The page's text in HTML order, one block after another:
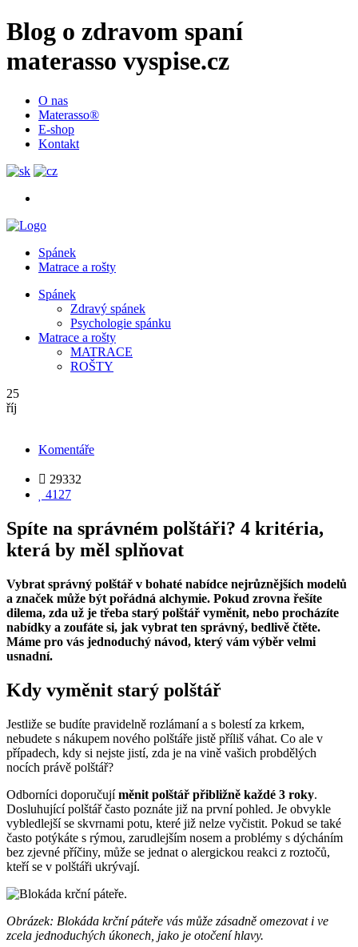
Blog o zdravom spaní
materasso vyspise.cz
O nas
Materasso®
E-shop
Kontakt
Spánek
Matrace a rošty
Spánek
Zdravý spánek
Psychologie spánku
Matrace a rošty
MATRACE
ROŠTY
25
říj
Komentáře
 29332
4127
Spíte na správném polštáři? 4 kritéria,
která by měl splňovat
Vybrat správný polštář v bohaté nabídce nejrůznějších modelů
a značek může být pořádná alchymie. Pokud zrovna řešíte
dilema, zda už je třeba starý polštář vyměnit, nebo procházíte
nabídky a zoufáte si, jak vybrat ten správný, bedlivě čtěte.
Máme pro vás jednoduchý návod, který vám výběr velmi
usnadní.
Kdy vyměnit starý polštář
Jestliže se budíte pravidelně rozlámaní a s bolestí za krkem,
nebudete s nákupem nového polštáře jistě příliš váhat. Co ale v
případech, kdy si nejste jistí, zda je na vině vašich probdělých
nocích právě polštář?
Odborníci doporučujíměnit polštář přibližně každé 3 roky.
Dosluhující polštář často poznáte již na první pohled. Je obvykle
vybledlejší se skvrnami potu, které již nelze vyčistit. Pokud se také
často potýkáte s rýmou, zarudlejším nosem a problémy s dýcháním
bez zjevné příčiny, může se jednat o alergickou reakci z roztočů,
kteří se v polštáři ukrývají.
Obrázek: Blokáda krční páteře vás může zásadně omezovat i ve
zcela jednoduchých úkonech, jako je otočení hlavy.